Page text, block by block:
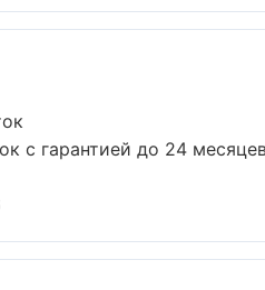
с гарантией до 24